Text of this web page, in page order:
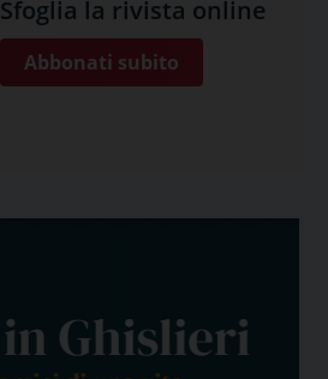
Sfoglia la rivista online
Abbonati subito